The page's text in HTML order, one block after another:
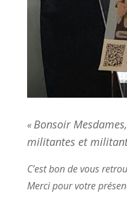
« Bonsoir
militantes et
C’est bon de vous
Merci pour votre